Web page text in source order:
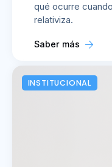
qué ocurre
relativiza.
Saber más
INSTITUCIONAL